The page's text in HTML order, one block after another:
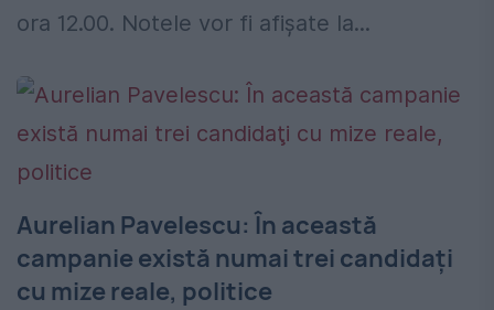
ora 12.00. Notele vor fi afișate la...
Aurelian Pavelescu: În această
campanie există numai trei candidaţi
cu mize reale, politice